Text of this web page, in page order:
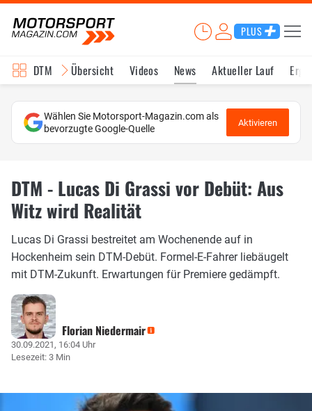
PLUS
DTM Übersicht Videos News Aktueller Lauf
Wählen Sie Motorsport-Magazin.com als
bevorzugte Google-Quelle
Aktivieren
DTM - Lucas Di Grassi vor Debüt: Aus
Witz wird Realität
Lucas Di Grassi bestreitet am Wochenende auf in
Hockenheim sein DTM-Debüt. Formel-E-Fahrer liebäugelt
mit DTM-Zukunft. Erwartungen für Premiere gedämpft.
Florian Niedermair
30.09.2021, 16:04 Uhr
Lesezeit: 3 Min